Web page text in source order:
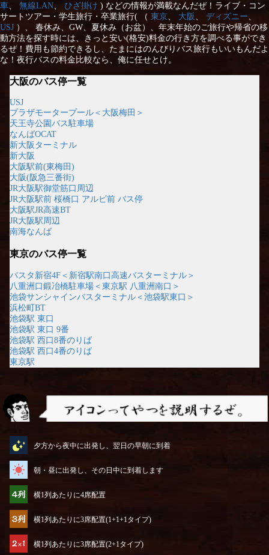
車
無線LAN ひざ掛け ) などの情報が満載なんだぜ！ライブ・コン
サートツアー・学生旅行・卒業旅行( （ 東京 大阪 ディズニー
USJ ）、 春休み、GW、夏休み（お盆）、年末年始のご旅行や帰省の移
動方法を探す時には、きっと安い(格安)料金の行き方を調べる事ができ
るぜ！費用も節約できるし、たまにはのんびりバス旅行もいいもんだよ
な！夜行バスの料金比較なら、俺に任せとけ。
大阪のバス停一覧
USJ
プラザモータープール＜大阪梅田＞
天王寺公園バス駐車場
なんばOCAT
新大阪ターミナル
新大阪
大阪駅前(東梅田)
大阪(阪急三番街)
JR大阪駅御堂筋口周辺
JR大阪駅前 桜橋口 アルビ前 バス停
大阪駅JR高速BT
JR大阪駅周辺
南海なんば
東京のバス停一覧
バスタ新宿4F＜新宿駅南口高速バスターミナル＞
八重洲口鍛冶橋駐車場＜東京駅 八重洲南口＞
池袋サンシャインバスターミナル＜池袋駅東口＞
浜松町BT
池袋駅 東口
池袋駅 東口 9番
池袋駅 西口8番のりば
池袋駅 西口4番のりば
東京駅
夕方から夜中に出発し、翌日の早朝に到着
朝・昼に出発し、その日中に到着します
横1列あたりに4席配置
横1列あたりに3席配置(1+1+1タイプ)
横1列あたりに3席配置(2+1タイプ)